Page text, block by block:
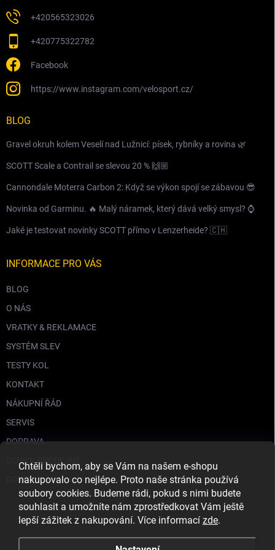
Chtěli bychom, aby se Vám na našem e-shopu
nakupovalo co nejlépe. Proto naše stránka používá
soubory cookies. Budeme rádi, pokud s nimi budete
souhlasit a umožníte nám zprostředkovat Vám ještě
lepší zážitek z nakupování. Více informací zde.
+420565323026
+420775322782
Facebook
https://www.instagram.com/velosport.cz/
BLOG
Gravel okruh kolem Veselí nad Lužnicí: písek, rybníky a rovina 🌿
SCOTT Scale a Contrail se slevou 20 % 🙌🏼
Cannondale Moterra Carbon 2: Když se výkon spojí se zábavou 😎
Novinka od Garminu. 🔥 Malý náramek, který dává velký smysl? ⌚️
Jaké je testovat novinky SCOTT přímo v Lenzerheide? 🇨🇭
INFORMACE PRO VÁS
BLOG
O NÁS
VRATKY & REKLAMACE
SYSTÉM SLEV
TESTY KOL
KONTAKT
NÁKUPNÍ ŘÁD
SERVIS
DOPRAVA
CENY V PRODEJNĚ
GDPR